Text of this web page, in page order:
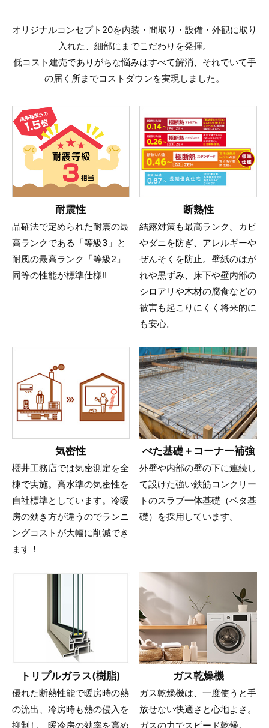
オリジナルコンセプト20を内装・間取り・設備・外観に取り
入れた、細部にまでこだわりを発揮。
低コスト建売でありがちな悩みはすべて解消、それでいて手
の届く所までコストダウンを実現しました。
耐震性
品確法で定められた耐震の最
高ランクである「等級3」と
耐風の最高ランク「等級2」
同等の性能が標準仕様!!
断熱性
結露対策も最高ランク。カビ
やダニを防ぎ、アレルギーや
ぜんそくを防止。壁紙のはが
れや黒ずみ、床下や壁内部の
シロアリや木材の腐食などの
被害も起こりにくく将来的に
も安心。
気密性
櫻井工務店では気密測定を全
棟で実施。高水準の気密性を
自社標準としています。冷暖
房の効き方が違うのでランニ
ングコストが大幅に削減でき
ます！
べた基礎＋コーナー補強
外壁や内部の壁の下に連続し
て設けた強い鉄筋コンクリー
トのスラブ一体基礎（ベタ基
礎）を採用しています。
トリプルガラス(樹脂)
優れた断熱性能で暖房時の熱
の流出、冷房時も熱の侵入を
抑制し、暖冷房の効率を高め
ガス乾燥機
ガス乾燥機は、一度使うと手
放せない快適さと心地よさ。
ガスの力でスピード乾燥。